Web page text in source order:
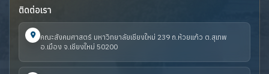
ติดต่อเรา
คณะสังคมศาสตร์ มหาวิทยาลัยเชียงใหม่ 239 ถ.ห้วยแก้ว ต.สุเทพ
อ.เมือง จ.เชียงใหม่ 50200